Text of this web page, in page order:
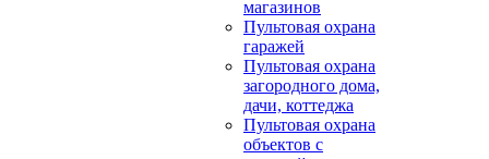
магазинов
Пультовая охрана
гаражей
Пультовая охрана
загородного дома,
дачи, коттеджа
Пультовая охрана
объектов с